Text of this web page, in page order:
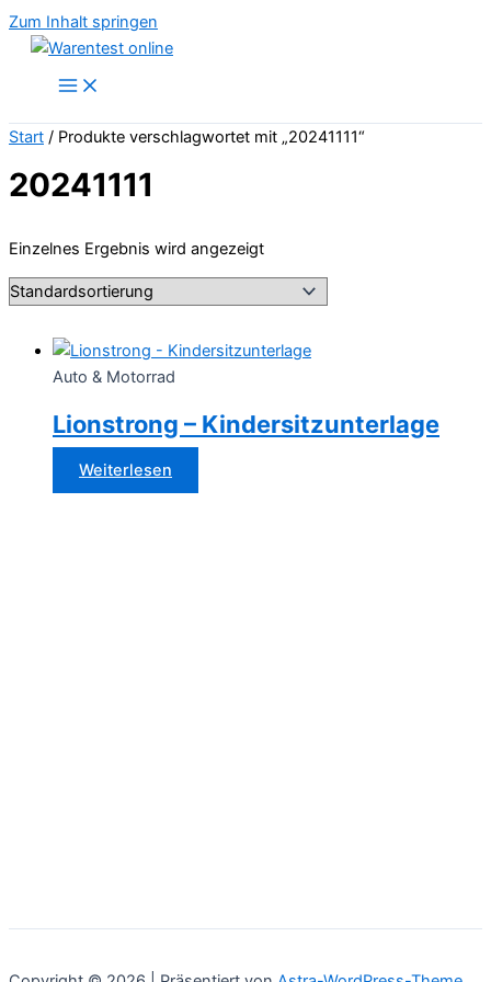
Zum Inhalt springen
Start / Produkte verschlagwortet mit „20241111“
20241111
Einzelnes Ergebnis wird angezeigt
Auto & Motorrad
Lionstrong – Kindersitzunterlage
Weiterlesen